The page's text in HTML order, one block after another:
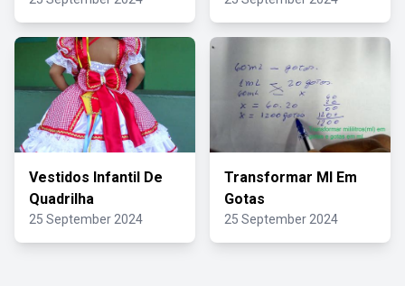
Vestidos Infantil De
Quadrilha
25 September 2024
Transformar Ml Em
Gotas
25 September 2024